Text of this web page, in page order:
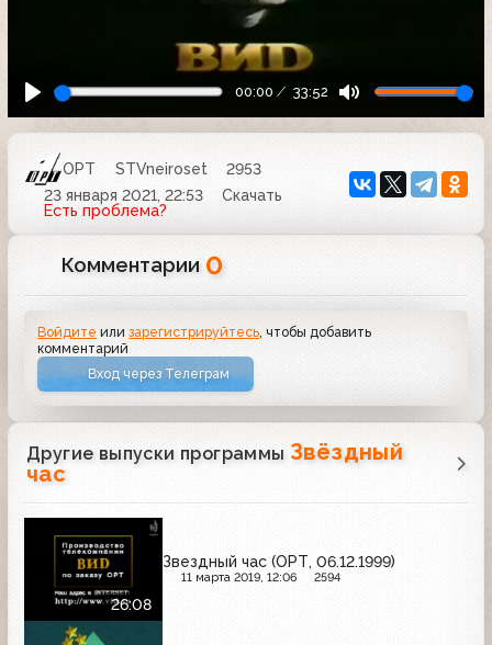
00:00 33:52
ОРТ STVneiroset
2953
23 января 2021, 22:53
Скачать
Есть проблема?
Комментарии 0
Войдите илизарегистрируйтесь, чтобы добавить
комментарий
Вход через Телеграм
Другие выпуски программы Звёздный
час
26:08
Звездный час (ОРТ, 06.12.1999)
11 марта 2019, 12:06 2594